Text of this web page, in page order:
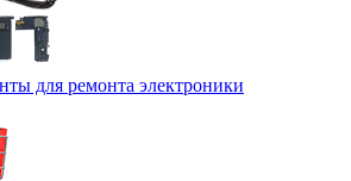
для ремонта электроники